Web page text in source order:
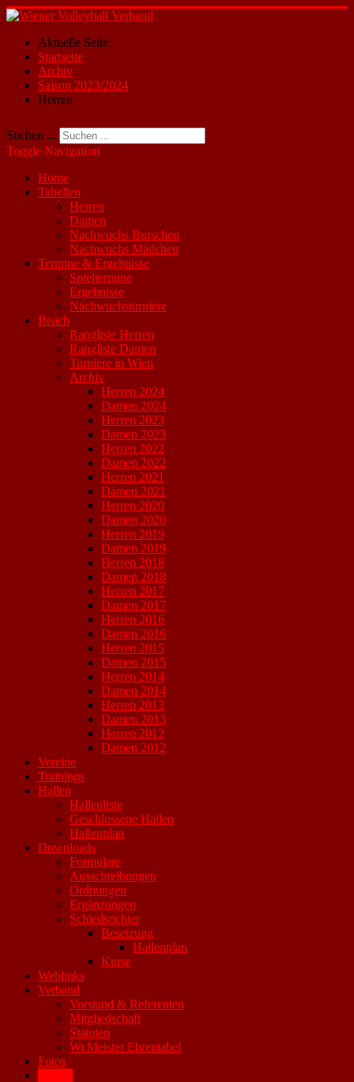
Aktuelle Seite:
Startseite
Archiv
Saison 2023/2024
Herren
Suchen ...
Toggle Navigation
Home
Tabellen
Herren
Damen
Nachwuchs Burschen
Nachwuchs Mädchen
Termine & Ergebnisse
Spieltermine
Ergebnisse
Nachwuchsturniere
Beach
Rangliste Herren
Rangliste Damen
Turniere in Wien
Archiv
Herren 2024
Damen 2024
Herren 2023
Damen 2023
Herren 2022
Damen 2022
Herren 2021
Damen 2021
Herren 2020
Damen 2020
Herren 2019
Damen 2019
Herren 2018
Damen 2018
Herren 2017
Damen 2017
Herren 2016
Damen 2016
Herren 2015
Damen 2015
Herren 2014
Damen 2014
Herren 2013
Damen 2013
Herren 2012
Damen 2012
Vereine
Trainings
Hallen
Hallenliste
Geschlossene Hallen
Hallenplan
Downloads
Formulare
Ausschreibungen
Ordnungen
Ergänzungen
Schiedsrichter
Besetzung
Hallenplan
Kurse
Weblinks
Verband
Vorstand & Referenten
Mitgliedschaft
Statuten
Wr.Meister Ehrentabel
Fotos